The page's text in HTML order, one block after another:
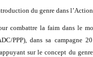
du genre dans l’Action
combattre la faim dans le
PPP), dans sa campagne
sur le concept du